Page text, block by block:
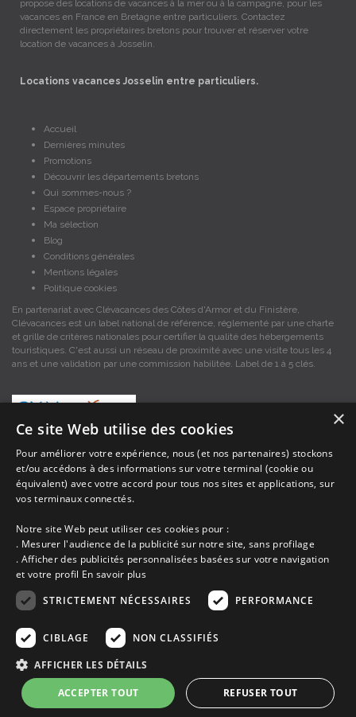
propose des locations de vacances à la mer ou à la campagne, pour les
vacances en France en Bretagne entre particuliers. Contactez
directement les propriétaires bretons pour trouver et réserver votre
location de vacances à Josselin.
Locations vacances Josselin entre particuliers.
Accueil
Dernières minutes
Promotions
Découvrir les départements bretons
Qui sommes-nous ?
Espace propriétaire
Ma sélection
Blog
Conditions générales
Mentions légales
Politique cookies
En partenariat avec Clévacances des Côtes d'Armor et du Finistère,
Clévacances est un label national de référence, réglementé par une charte
et grille de critères nationales pour certifier la qualité des hébergements
touristiques. C'est aussi un réseau de proximité avec une visite tous les 4
ans et une validation par une commission habilitée. Label de 1 à 5 clés.
Les descriptions et photos contenues dans le site Armor-vacances sont sous
la responsabilité des propriétaires, ces informations sont indicatives et non
contractuelles. Les données sont protégées par copyright Armor-vacances.
Armor-vacances n'est pas un organisme et ne touche aucune commission
sur les locations, c'est simplement un annuaire d'hébergements de
vacances en Bretagne, un service de petites annonces de location DE
PARTICULIER A PARTICULIER.
Avant de prendre possession du logement vous devez obtenir du
propriétaire un contrat qui stipule les clauses et le descriptif de la location,
grâce à ce contrat vous pouvez faire valoir vos droits si le logement ne
×
Ce site Web utilise des cookies
Pour améliorer votre expérience, nous (et nos partenaires) stockons
et/ou accédons à des informations sur votre terminal (cookie ou
équivalent) avec votre accord pour tous nos sites et applications, sur
vos terminaux connectés.
Notre site Web peut utiliser ces cookies pour :
. Mesurer l'audience de la publicité sur notre site, sans profilage
. Afficher des publicités personnalisées basées sur votre navigation
et votre profil En savoir plus
STRICTEMENT NÉCESSAIRES
PERFORMANCE
CIBLAGE NON CLASSIFIÉS
AFFICHER LES DÉTAILS
ACCEPTER TOUT REFUSER TOUT